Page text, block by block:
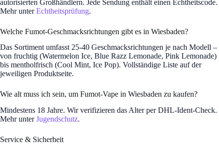
autorisierten Großhändlern. Jede Sendung enthält einen Echtheitscode.
Mehr unterEchtheitsprüfung.
Welche Fumot-Geschmacksrichtungen gibt es in Wiesbaden?
Das Sortiment umfasst 25-40 Geschmacksrichtungen je nach Modell –
von fruchtig (Watermelon Ice, Blue Razz Lemonade, Pink Lemonade)
bis mentholfrisch (Cool Mint, Ice Pop). Vollständige Liste auf der
jeweiligen Produktseite.
Wie alt muss ich sein, um Fumot-Vape in Wiesbaden zu kaufen?
Mindestens 18 Jahre. Wir verifizieren das Alter per DHL-Ident-Check.
Mehr unterJugendschutz.
Service & Sicherheit